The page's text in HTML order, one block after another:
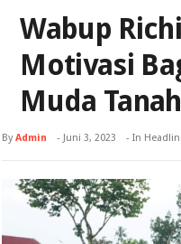
Wabup
Motivasi
Muda
ByAdmin - Juni 3, 2023 - In